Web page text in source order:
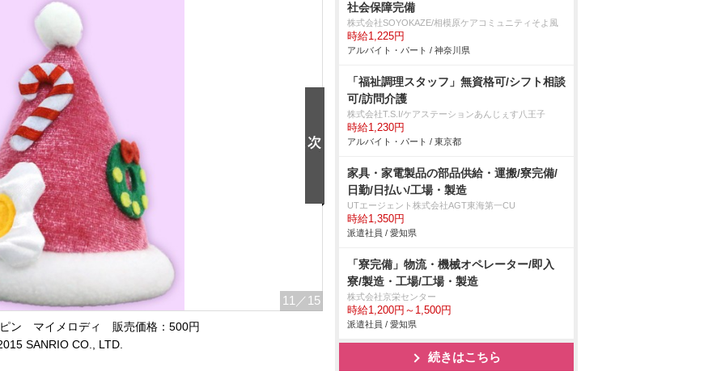
11 ／15
ン マイメロディ 販売価格：500円
SANRIO CO., LTD.
社会保障完備
株式会社SOYOKAZE/相模原ケアコミュニティそよ風
時給1,225円
アルバイト・パート / 神奈川県
「福祉調理スタッフ」無資格可/シフト相談
可/訪問介護
株式会社T.S.I/ケアステーションあんじぇす八王子
時給1,230円
アルバイト・パート / 東京都
家具・家電製品の部品供給・運搬/寮完備/
日勤/日払い/工場・製造
UTエージェント株式会社AGT東海第一CU
時給1,350円
派遣社員 / 愛知県
「寮完備」物流・機械オペレーター/即入
寮/製造・工場/工場・製造
株式会社京栄センター
時給1,200円～1,500円
派遣社員 / 愛知県
続きはこちら